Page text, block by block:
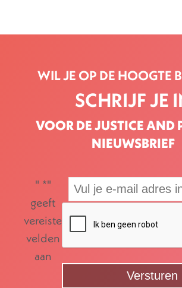
WIL JE OP DE HOOGTE
SCHRIJF JE
VOOR DE JUSTICE AND
NIEUWSBRIEF
" *"
geeft
vereiste
velden
aan